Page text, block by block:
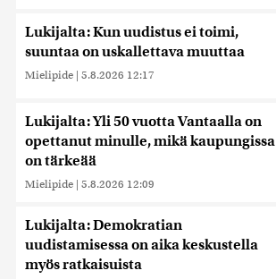
Lukijalta: Kun uudistus ei toimi,
suuntaa on uskallettava muuttaa
Mielipide | 5.8.2026 12:17
Lukijalta: Yli 50 vuotta Vantaalla on
opettanut minulle, mikä kaupungissa
on tärkeää
Mielipide | 5.8.2026 12:09
Lukijalta: Demokratian
uudistamisessa on aika keskustella
myös ratkaisuista